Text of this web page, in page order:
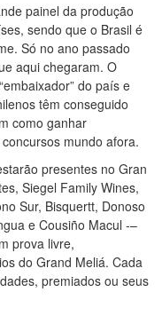
painel da produção
sendo que o Brasil é
Só no ano passado
aqui chegaram. O
do país e
têm conseguido
como ganhar
mundo afora.
presentes no Gran
Siegel Family Wines,
Sur, Bisquertt, Donoso
e Cousiño Macul -–
prova livre,
do Grand Meliá. Cada
premiados ou seus